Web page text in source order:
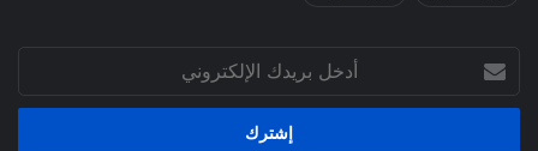
بريدك
الإلكتروني